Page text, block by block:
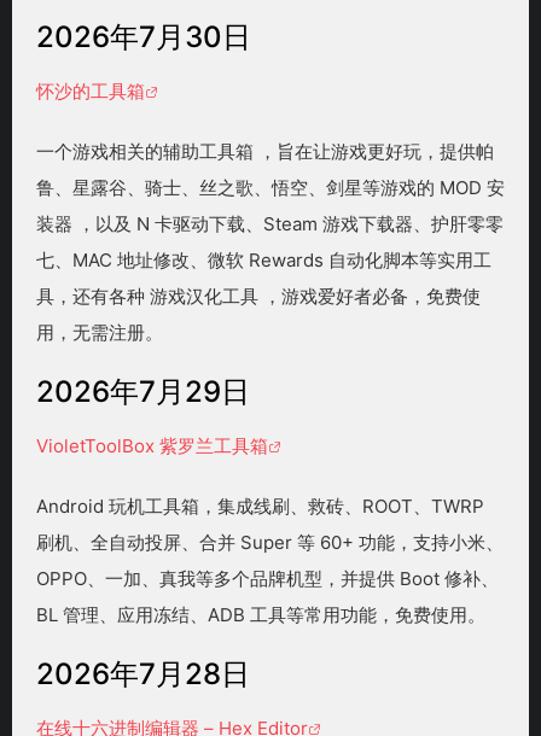
2026年7月30日
怀沙的工具箱
一个游戏相关的辅助工具箱 ，旨在让游戏更好玩，提供帕
鲁、星露谷、骑士、丝之歌、悟空、剑星等游戏的 MOD 安
装器 ，以及 N 卡驱动下载、Steam 游戏下载器、护肝零零
七、MAC 地址修改、微软 Rewards 自动化脚本等实用工
具，还有各种 游戏汉化工具 ，游戏爱好者必备，免费使
用，无需注册。
2026年7月29日
VioletToolBox 紫罗兰工具箱
Android 玩机工具箱，集成线刷、救砖、ROOT、TWRP
刷机、全自动投屏、合并 Super 等 60+ 功能，支持小米、
OPPO、一加、真我等多个品牌机型，并提供 Boot 修补、
BL 管理、应用冻结、ADB 工具等常用功能，免费使用。
2026年7月28日
在线十六进制编辑器 – Hex Editor